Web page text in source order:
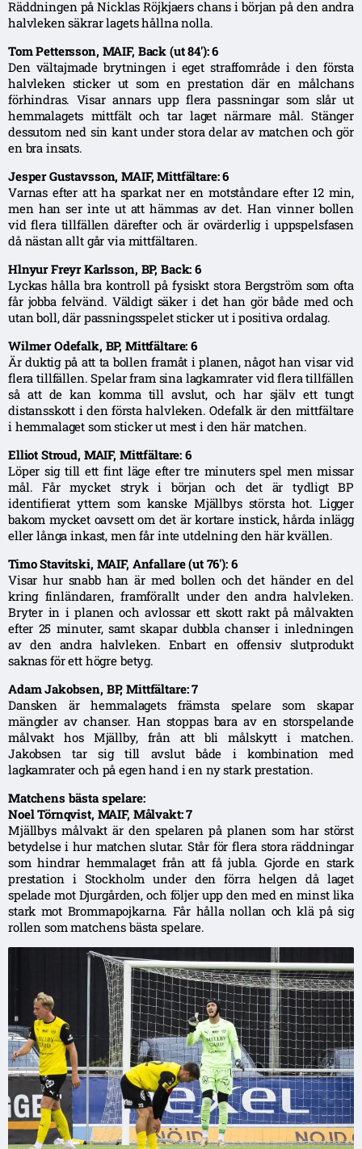
Räddningen på Nicklas Röjkjaers chans i början på den andra
halvleken säkrar lagets hållna nolla.
Tom Pettersson, MAIF, Back (ut 84′): 6
Den vältajmade brytningen i eget straffområde i den första
halvleken sticker ut som en prestation där en målchans
förhindras. Visar annars upp flera passningar som slår ut
hemmalagets mittfält och tar laget närmare mål. Stänger
dessutom ned sin kant under stora delar av matchen och gör
en bra insats.
Jesper Gustavsson, MAIF, Mittfältare: 6
Varnas efter att ha sparkat ner en motståndare efter 12 min,
men han ser inte ut att hämmas av det. Han vinner bollen
vid flera tillfällen därefter och är ovärderlig i uppspelsfasen
då nästan allt går via mittfältaren.
Hlnyur Freyr Karlsson, BP, Back: 6
Lyckas hålla bra kontroll på fysiskt stora Bergström som ofta
får jobba felvänd. Väldigt säker i det han gör både med och
utan boll, där passningsspelet sticker ut i positiva ordalag.
Wilmer Odefalk, BP, Mittfältare: 6
Är duktig på att ta bollen framåt i planen, något han visar vid
flera tillfällen. Spelar fram sina lagkamrater vid flera tillfällen
så att de kan komma till avslut, och har själv ett tungt
distansskott i den första halvleken. Odefalk är den mittfältare
i hemmalaget som sticker ut mest i den här matchen.
Elliot Stroud, MAIF, Mittfältare: 6
Löper sig till ett fint läge efter tre minuters spel men missar
mål. Får mycket stryk i början och det är tydligt BP
identifierat yttern som kanske Mjällbys största hot. Ligger
bakom mycket oavsett om det är kortare instick, hårda inlägg
eller långa inkast, men får inte utdelning den här kvällen.
Timo Stavitski, MAIF, Anfallare (ut 76′): 6
Visar hur snabb han är med bollen och det händer en del
kring finländaren, framförallt under den andra halvleken.
Bryter in i planen och avlossar ett skott rakt på målvakten
efter 25 minuter, samt skapar dubbla chanser i inledningen
av den andra halvleken. Enbart en offensiv slutprodukt
saknas för ett högre betyg.
Adam Jakobsen, BP, Mittfältare: 7
Dansken är hemmalagets främsta spelare som skapar
mängder av chanser. Han stoppas bara av en storspelande
målvakt hos Mjällby, från att bli målskytt i matchen.
Jakobsen tar sig till avslut både i kombination med
lagkamrater och på egen hand i en ny stark prestation.
Matchens bästa spelare:
Noel Törnqvist, MAIF, Målvakt: 7
Mjällbys målvakt är den spelaren på planen som har störst
betydelse i hur matchen slutar. Står för flera stora räddningar
som hindrar hemmalaget från att få jubla. Gjorde en stark
prestation i Stockholm under den förra helgen då laget
spelade mot Djurgården, och följer upp den med en minst lika
stark mot Brommapojkarna. Får hålla nollan och klä på sig
rollen som matchens bästa spelare.